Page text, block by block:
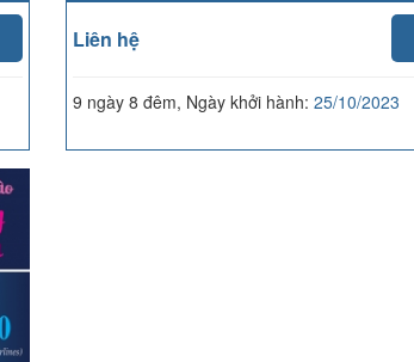
Liên hệ
9 ngày 8 đêm, Ngày khởi hành: 25/10/2023